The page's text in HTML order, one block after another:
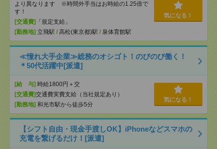
より異なります ※時間外手当はお時給の1.25倍で
す！
[交通費]
「規定支給」
[勤務地] 立飛駅 / 高松(東京都)駅 / 泉体育館駅
気になる！
≪憧れ大手企業≫総務のオシゴト！のびのび働く！
＊50代活躍中[派遣]
[給 与] 時給1800円＋交
[交通費]交通費実費支給（当社規定あり）
[勤務地] 和光市駅から徒歩5分
気になる！
【シフト自由・現金手渡しOK】iPhoneなどスマホの
充電を繋げるだけ！[派遣]